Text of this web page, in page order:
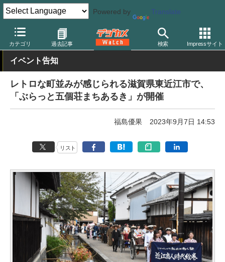
Powered by Translate
カテゴリ 過去記事 検索 Impressサイト
デジカメ Watch 撮影情報 旅行
イベント告知
レトロな町並みが感じられる滋賀県東近江市で、
「ぶらっと五個荘まちあるき」が開催
福島優果 2023年9月7日 14:53
リスト